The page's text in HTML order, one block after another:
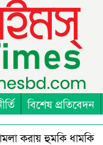
বিশেষ প্রতিবেদন
হুমকি ধামকি